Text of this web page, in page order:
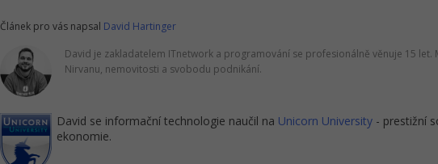
Článek pro vás napsal David Hartinger
David je zakladatelem ITnetwork a programování se profesionálně věnuje 15 let.
Nirvanu, nemovitosti a svobodu podnikání.
David se informační technologie naučil na Unicorn University - prestižní
ekonomie.